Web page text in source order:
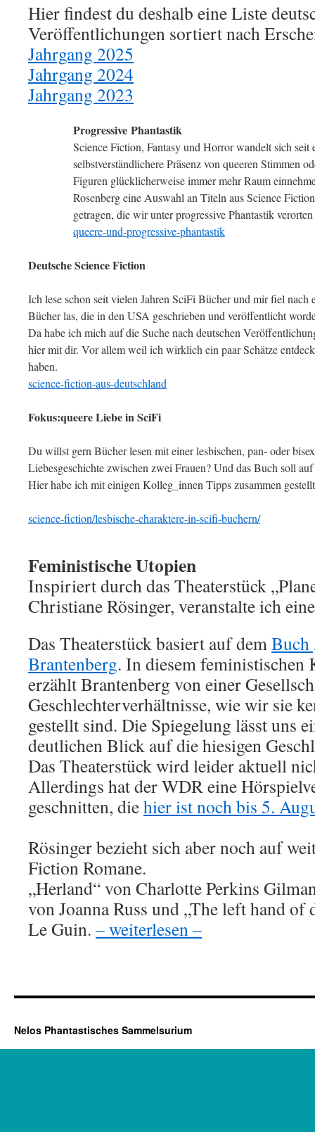
Hier findest du deshalb eine Liste
Veröffentlichungen sortiert nach
Jahrgang 2025
Jahrgang 2024
Jahrgang 2023
Progressive Phantastik
Science Fiction, Fantasy und Horror wandelt sich seit
selbstverständlichere Präsenz von queeren Stimmen
Figuren glücklicherweise immer mehr Raum
Rosenberg eine Auswahl an Titeln aus Science
getragen, die wir unter progressive Phantastik
queere-und-progressive-phantastik
Deutsche Science Fiction
Ich lese schon seit vielen Jahren SciFi Bücher und mir fiel nach
Bücher las, die in den USA geschrieben und veröffentlicht
Da habe ich mich auf die Suche nach deutschen
hier mit dir. Vor allem weil ich wirklich ein paar Schätze
haben.
science-fiction-aus-deutschland
Fokus:queere Liebe in SciFi
Du willst gern Bücher lesen mit einer lesbischen, pan- oder
Liebesgeschichte zwischen zwei Frauen? Und das Buch soll
Hier habe ich mit einigen Kolleg_innen Tipps zusammen
science-fiction/lesbische-charaktere-in-scifi-buchern/
Feministische Utopien
Inspiriert durch das Theaterstück
Christiane Rösinger, veranstalte ich
Das Theaterstück basiert auf demBuch
Brantenberg. In diesem feministischen
erzählt Brantenberg von einer
Geschlechterverhältnisse, wie wir sie
gestellt sind. Die Spiegelung lässt uns
deutlichen Blick auf die hiesigen
Das Theaterstück wird leider aktuell
Allerdings hat der WDR eine
geschnitten, diehier ist noch bis 5.
Rösinger bezieht sich aber noch auf
Fiction Romane.
„Herland“ von Charlotte Perkins
von Joanna Russ und „The left hand of
Le Guin. – weiterlesen –
Nelos Phantastisches Sammelsurium